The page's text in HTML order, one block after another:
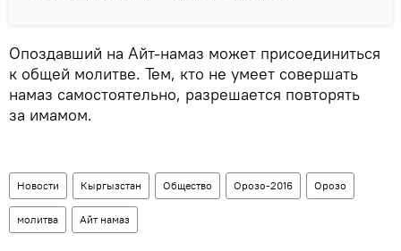
Опоздавший на Айт-намаз может присоединиться
к общей молитве. Тем, кто не умеет совершать
намаз самостоятельно, разрешается повторять
за имамом.
Новости Кыргызстан Общество Орозо-2016 Орозо
молитва Айт намаз